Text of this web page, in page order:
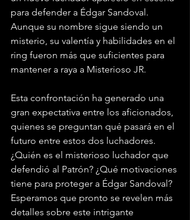
para defender a Édgar Sandoval.
Aunque su nombre sigue siendo un
misterio, su valentía y habilidades en el
ring fueron más que suficientes para
mantener a raya a Misterioso JR.
Esta confrontación ha generado una
gran expectativa entre los aficionados,
quienes se preguntan qué pasará en el
futuro entre estos dos luchadores.
¿Quién es el misterioso luchador que
defendió al Patrón? ¿Qué motivaciones
tiene para proteger a Édgar Sandoval?
Esperamos que pronto se revelen más
detalles sobre este intrigante